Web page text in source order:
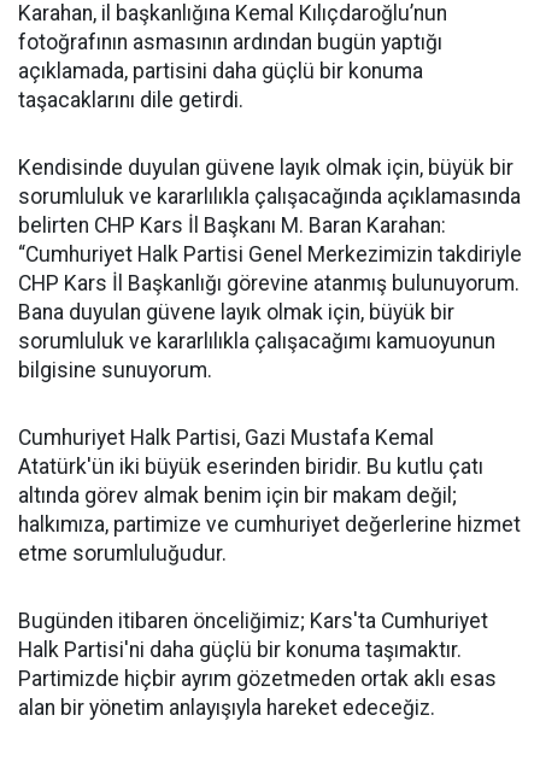
Karahan, il başkanlığına Kemal Kılıçdaroğlu’nun
fotoğrafının asmasının ardından bugün yaptığı
açıklamada, partisini daha güçlü bir konuma
taşacaklarını dile getirdi.
Kendisinde duyulan güvene layık olmak için, büyük bir
sorumluluk ve kararlılıkla çalışacağında açıklamasında
belirten CHP Kars İl Başkanı M. Baran Karahan:
“Cumhuriyet Halk Partisi Genel Merkezimizin takdiriyle
CHP Kars İl Başkanlığı görevine atanmış bulunuyorum.
Bana duyulan güvene layık olmak için, büyük bir
sorumluluk ve kararlılıkla çalışacağımı kamuoyunun
bilgisine sunuyorum.
Cumhuriyet Halk Partisi, Gazi Mustafa Kemal
Atatürk'ün iki büyük eserinden biridir. Bu kutlu çatı
altında görev almak benim için bir makam değil;
halkımıza, partimize ve cumhuriyet değerlerine hizmet
etme sorumluluğudur.
Bugünden itibaren önceliğimiz; Kars'ta Cumhuriyet
Halk Partisi'ni daha güçlü bir konuma taşımaktır.
Partimizde hiçbir ayrım gözetmeden ortak aklı esas
alan bir yönetim anlayışıyla hareket edeceğiz.